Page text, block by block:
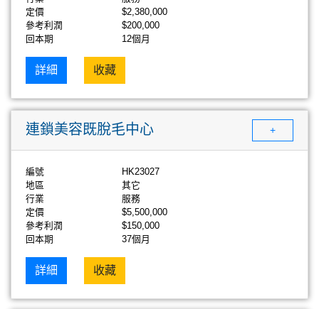
定價
$2,380,000
參考利潤
$200,000
回本期
12個月
詳細 收藏
連鎖美容既脫毛中心 +
編號
HK23027
地區
其它
行業
服務
定價
$5,500,000
參考利潤
$150,000
回本期
37個月
詳細 收藏